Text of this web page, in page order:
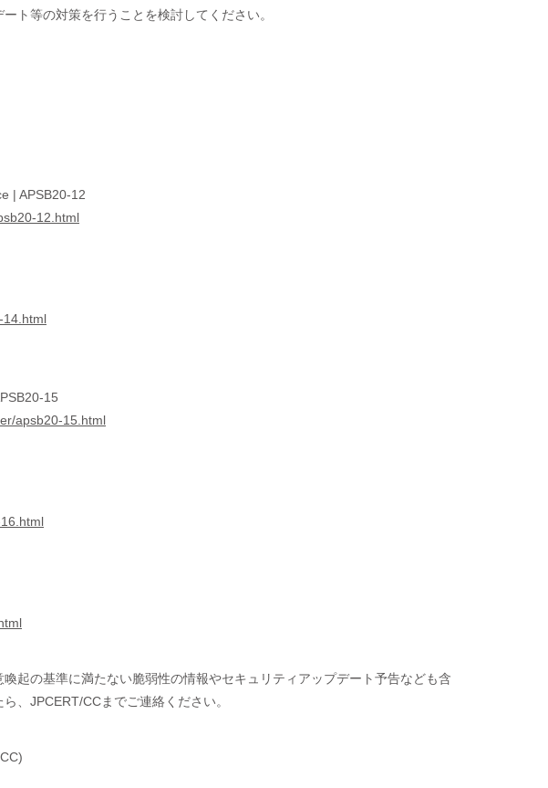
ト等の対策を行うことを検討してください。
| APSB20-12
12.html
14.html
15
apsb20-15.html
起の基準に満たない脆弱性の情報やセキュリティアップデート予告なども含
、JPCERT/CCまでご連絡ください。